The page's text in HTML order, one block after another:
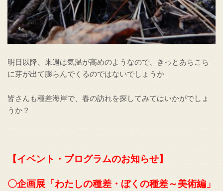
明日以降、来週は気温が高めのようなので、きっとあちこち
に芽が出て膨らんでくるのではないでしょうか
皆さんも種差海岸で、春の訪れを探してみてはいかがでしょ
うか？
【イベント・プログラムのお知らせ】
〇企画展「わたしの種差・ぼくの種差～美術編」